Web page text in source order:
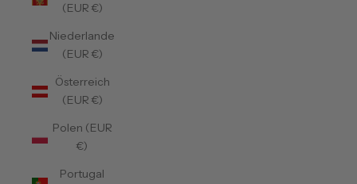
(EUR €)
Niederlande
(EUR €)
Österreich
(EUR €)
Polen (EUR
€)
Portugal